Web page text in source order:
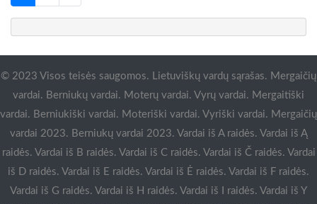
© 2023 Visos teisės saugomos. Lietuviškų vardų sąrašas. Mergaičių
vardai. Berniukų vardai. Moterų vardai. Vyrų vardai. Mergaitiški
vardai. Berniukiški vardai. Moteriški vardai. Vyriški vardai. Mergaičių
vardai 2023. Berniukų vardai 2023. Vardai iš A raidės. Vardai iš Ą
raidės. Vardai iš B raidės. Vardai iš C raidės. Vardai iš Č raidės. Vardai
iš D raidės. Vardai iš E raidės. Vardai iš Ė raidės. Vardai iš F raidės.
Vardai iš G raidės. Vardai iš H raidės. Vardai iš I raidės. Vardai iš Y